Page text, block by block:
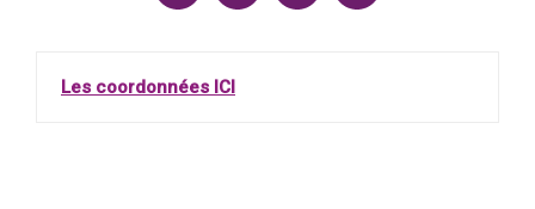
Les coordonnées ICI